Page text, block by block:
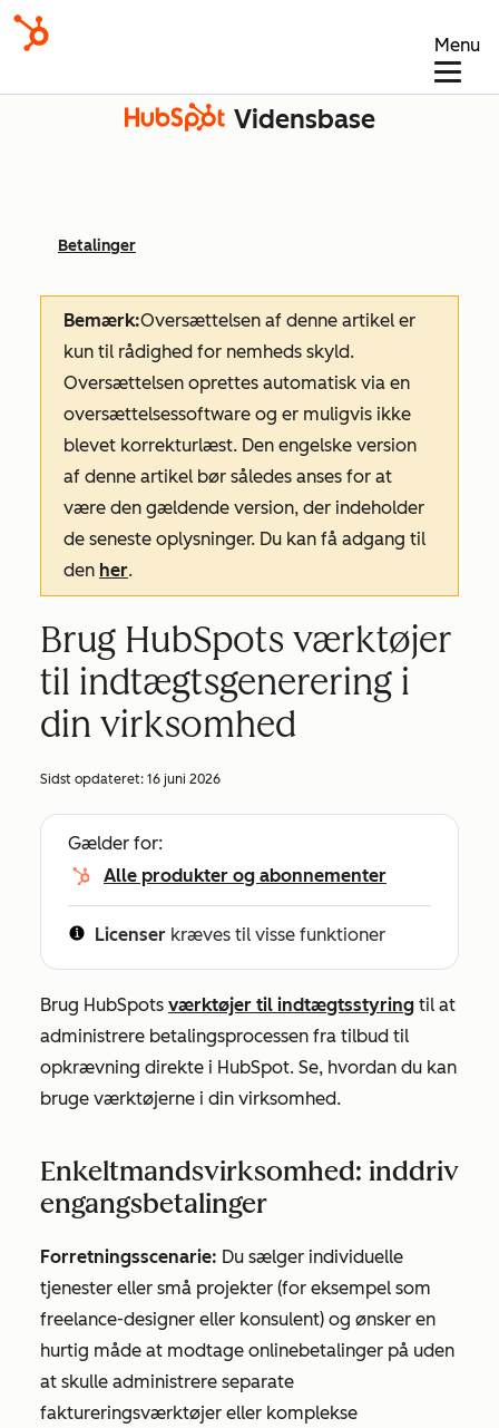
Menu
Vidensbase
Betalinger
Bemærk:Oversættelsen af denne artikel er
kun til rådighed for nemheds skyld.
Oversættelsen oprettes automatisk via en
oversættelsessoftware og er muligvis ikke
blevet korrekturlæst. Den engelske version
af denne artikel bør således anses for at
være den gældende version, der indeholder
de seneste oplysninger. Du kan få adgang til
den her.
Brug HubSpots værktøjer
til indtægtsgenerering i
din virksomhed
Sidst opdateret: 16 juni 2026
Gælder for:
Alle produkter og abonnementer
Licenser kræves til visse funktioner
Brug HubSpots værktøjer til indtægtsstyring til at
administrere betalingsprocessen fra tilbud til
opkrævning direkte i HubSpot. Se, hvordan du kan
bruge værktøjerne i din virksomhed.
Enkeltmandsvirksomhed: inddriv
engangsbetalinger
Forretningsscenarie: Du sælger individuelle
tjenester eller små projekter (for eksempel som
freelance-designer eller konsulent) og ønsker en
hurtig måde at modtage onlinebetalinger på uden
at skulle administrere separate
faktureringsværktøjer eller komplekse